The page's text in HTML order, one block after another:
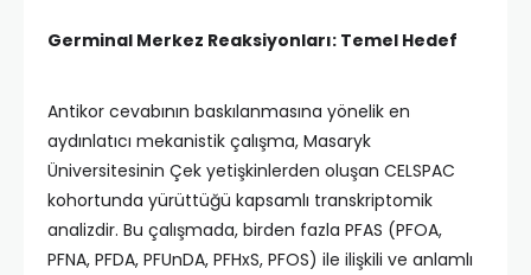
Germinal Merkez Reaksiyonları: Temel Hedef
Antikor cevabının baskılanmasına yönelik en
aydınlatıcı mekanistik çalışma, Masaryk
Üniversitesinin Çek yetişkinlerden oluşan CELSPAC
kohortunda yürüttüğü kapsamlı transkriptomik
analizdir. Bu çalışmada, birden fazla PFAS (PFOA,
PFNA, PFDA, PFUnDA, PFHxS, PFOS) ile ilişkili ve anlamlı